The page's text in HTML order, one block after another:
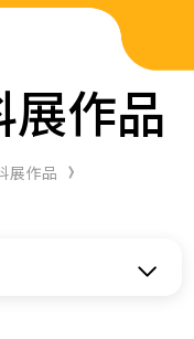
展作品
展作品